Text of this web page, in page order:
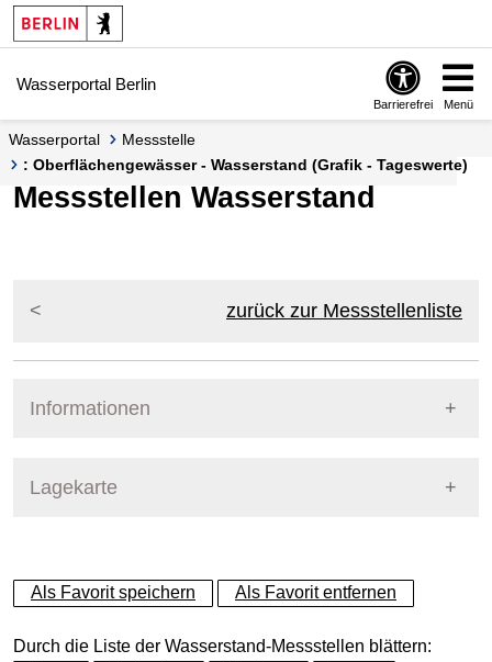
Springe zur Navigation
Springe zum Inhalt
Wasserportal Berlin
Barrierefrei Menü
Wasserportal
Messstelle
: Oberflächengewässer - Wasserstand (Grafik - Tageswerte)
Messstellen Wasserstand
zurück zur Messstellenliste
Informationen
Lagekarte
+
−
Als Favorit speichern Als Favorit entfernen
Durch die Liste der Wasserstand-Messstellen blättern: